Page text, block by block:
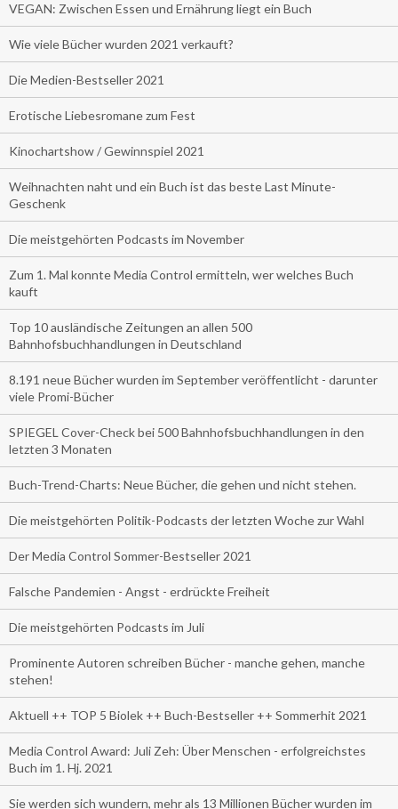
VEGAN: Zwischen Essen und Ernährung liegt ein Buch
Wie viele Bücher wurden 2021 verkauft?
Die Medien-Bestseller 2021
Erotische Liebesromane zum Fest
Kinochartshow / Gewinnspiel 2021
Weihnachten naht und ein Buch ist das beste Last Minute-
Geschenk
Die meistgehörten Podcasts im November
Zum 1. Mal konnte Media Control ermitteln, wer welches Buch
kauft
Top 10 ausländische Zeitungen an allen 500
Bahnhofsbuchhandlungen in Deutschland
8.191 neue Bücher wurden im September veröffentlicht - darunter
viele Promi-Bücher
SPIEGEL Cover-Check bei 500 Bahnhofsbuchhandlungen in den
letzten 3 Monaten
Buch-Trend-Charts: Neue Bücher, die gehen und nicht stehen.
Die meistgehörten Politik-Podcasts der letzten Woche zur Wahl
Der Media Control Sommer-Bestseller 2021
Falsche Pandemien - Angst - erdrückte Freiheit
Die meistgehörten Podcasts im Juli
Prominente Autoren schreiben Bücher - manche gehen, manche
stehen!
Aktuell ++ TOP 5 Biolek ++ Buch-Bestseller ++ Sommerhit 2021
Media Control Award: Juli Zeh: Über Menschen - erfolgreichstes
Buch im 1. Hj. 2021
Sie werden sich wundern, mehr als 13 Millionen Bücher wurden im